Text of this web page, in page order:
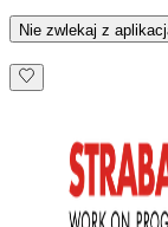
Nie zwlekaj z